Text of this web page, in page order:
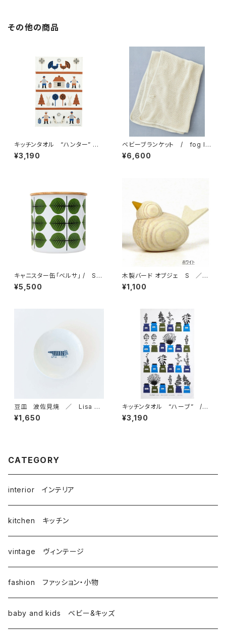
その他の商品
キッチンタオル “ハンター” /
アルメダールス by アウネ・ラ
ウッカネン
¥3,190
ベビーブランケット / fog lin
en work フォグリネンワーク
¥6,600
キャニスター缶「ベルサ」 / Sti
g Lindberg スティグ・リンドベ
リ
¥5,500
木製バード オブジェ S ／
ラッセントレ Larssons tra
¥1,100
豆皿 波佐見焼 ／ Lisa La
rson リサ・ラーソン
¥1,650
キッチンタオル “ハーブ” /
アルメダールス/ALMEDAHLS
by アストリッド・サンペ
¥3,190
CATEGORY
interior インテリア
kitchen キッチン
vintage ヴィンテージ
fashion ファッション・小物
baby and kids ベビー&キッズ